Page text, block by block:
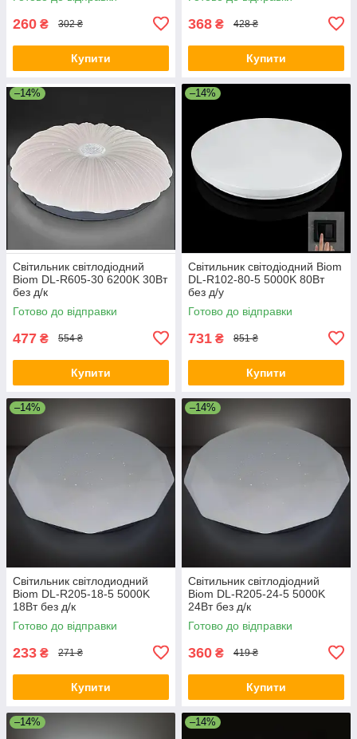
260 ₴ 302 ₴
Купити
368 ₴ 428 ₴
Купити
–14%
Світильник світлодіодний
Biom DL-R605-30 6200K 30Вт
без д/к
Готово до відправки
477 ₴ 554 ₴
Купити
–14%
Світильник світодіодний Biom
DL-R102-80-5 5000K 80Вт
без д/у
Готово до відправки
731 ₴ 851 ₴
Купити
–14%
Світильник світлодиодний
Biom DL-R205-18-5 5000K
18Вт без д/к
Готово до відправки
233 ₴ 271 ₴
Купити
–14%
Світильник світлодіодний
Biom DL-R205-24-5 5000K
24Вт без д/к
Готово до відправки
360 ₴ 419 ₴
Купити
–14% –14%